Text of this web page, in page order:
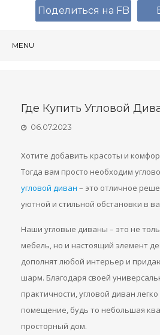
MENU
Где Купить Угловой
06.07.2023
Хотите добавить красоты и
Тогда вам просто необходим
угловой диван – это отличное
уютной и стильной обстановки в
Наши угловые диваны – это не
мебель, но и настоящий элемент
дополнят любой интерьер и
шарм. Благодаря своей
практичности, угловой диван
помещение, будь то небольшая
просторный дом.
Поделиться на FB